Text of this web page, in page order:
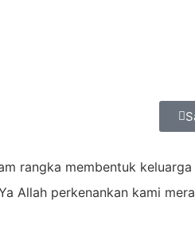
rangka membentuk
Allah perkenankan kami